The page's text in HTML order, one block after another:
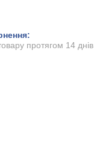
протягом 14 днів